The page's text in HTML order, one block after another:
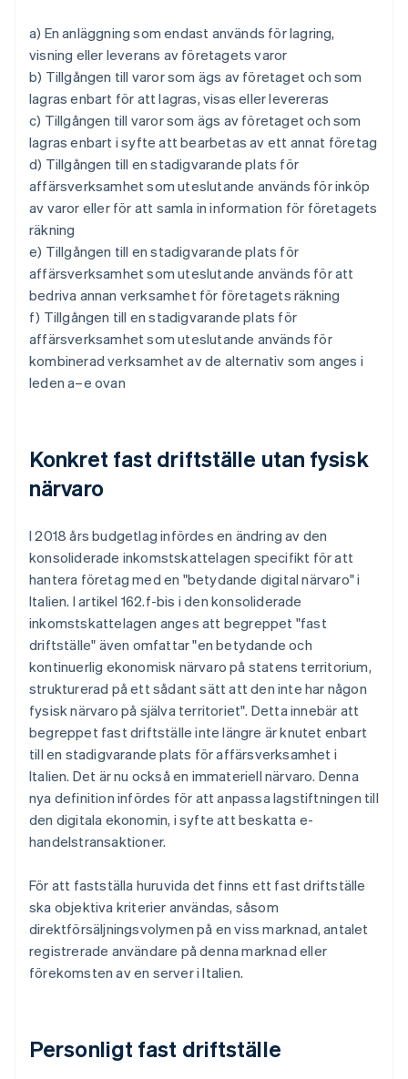
a) En anläggning som endast används för lagring,
visning eller leverans av företagets varor
b) Tillgången till varor som ägs av företaget och som
lagras enbart för att lagras, visas eller levereras
c) Tillgången till varor som ägs av företaget och som
lagras enbart i syfte att bearbetas av ett annat företag
d) Tillgången till en stadigvarande plats för
affärsverksamhet som uteslutande används för inköp
av varor eller för att samla in information för företagets
räkning
e) Tillgången till en stadigvarande plats för
affärsverksamhet som uteslutande används för att
bedriva annan verksamhet för företagets räkning
f) Tillgången till en stadigvarande plats för
affärsverksamhet som uteslutande används för
kombinerad verksamhet av de alternativ som anges i
leden a–e ovan
Konkret fast driftställe utan fysisk
närvaro
I 2018 års budgetlag infördes en ändring av den
konsoliderade inkomstskattelagen specifikt för att
hantera företag med en "betydande digital närvaro" i
Italien. I artikel 162.f-bis i den konsoliderade
inkomstskattelagen anges att begreppet "fast
driftställe" även omfattar "en betydande och
kontinuerlig ekonomisk närvaro på statens territorium,
strukturerad på ett sådant sätt att den inte har någon
fysisk närvaro på själva territoriet". Detta innebär att
begreppet fast driftställe inte längre är knutet enbart
till en stadigvarande plats för affärsverksamhet i
Italien. Det är nu också en immateriell närvaro. Denna
nya definition infördes för att anpassa lagstiftningen till
den digitala ekonomin, i syfte att beskatta e-
handelstransaktioner.
För att fastställa huruvida det finns ett fast driftställe
ska objektiva kriterier användas, såsom
direktförsäljningsvolymen på en viss marknad, antalet
registrerade användare på denna marknad eller
förekomsten av en server i Italien.
Personligt fast driftställe